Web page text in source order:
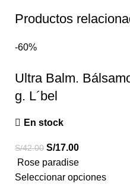
Productos
-60%
Ultra Balm.
g. L´bel
En stock
S/42.00 S/17.00
Rose paradise
Seleccionar opciones